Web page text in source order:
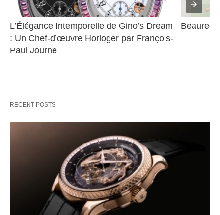
L’Élégance Intemporelle de Gino’s Dream
: Un Chef-d’œuvre Horloger par François-
Paul Journe
RECENT POSTS